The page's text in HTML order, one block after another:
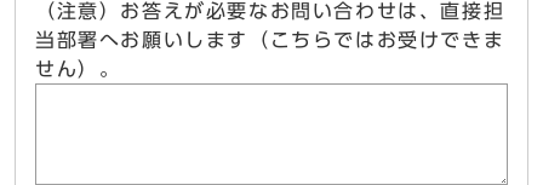
（注意）お答えが必要なお問い合わせは、直接担
当部署へお願いします（こちらではお受けできま
せん）。